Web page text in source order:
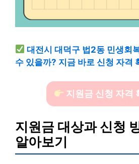
대전시 대덕구 법2동 민생회
수 있을까? 지금 바로 신청 자격
지원금 신청 자격
지원금 대상과 신청
알아보기